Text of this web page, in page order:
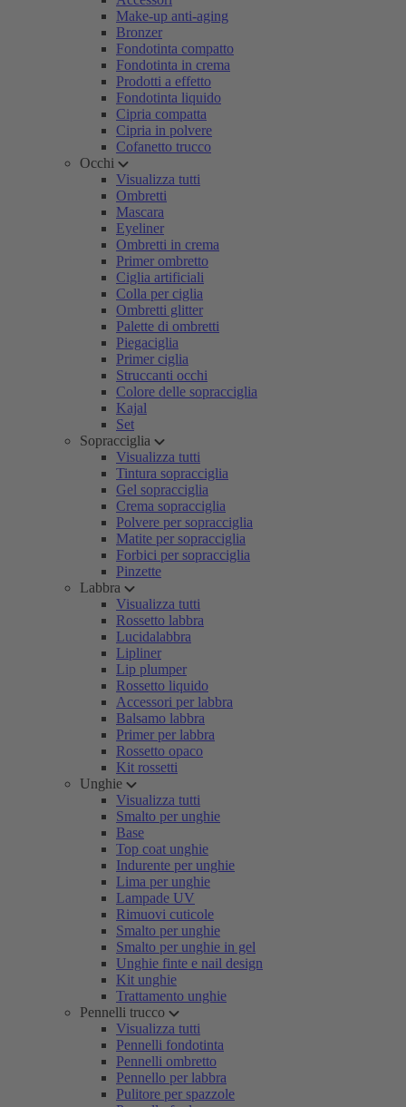
Make-up anti-aging
Bronzer
Fondotinta compatto
Fondotinta in crema
Prodotti a effetto
Fondotinta liquido
Cipria compatta
Cipria in polvere
Cofanetto trucco
Occhi
Visualizza tutti
Ombretti
Mascara
Eyeliner
Ombretti in crema
Primer ombretto
Ciglia artificiali
Colla per ciglia
Ombretti glitter
Palette di ombretti
Piegaciglia
Primer ciglia
Struccanti occhi
Colore delle sopracciglia
Kajal
Set
Sopracciglia
Visualizza tutti
Tintura sopracciglia
Gel sopracciglia
Crema sopracciglia
Polvere per sopracciglia
Matite per sopracciglia
Forbici per sopracciglia
Pinzette
Labbra
Visualizza tutti
Rossetto labbra
Lucidalabbra
Lipliner
Lip plumper
Rossetto liquido
Accessori per labbra
Balsamo labbra
Primer per labbra
Rossetto opaco
Kit rossetti
Unghie
Visualizza tutti
Smalto per unghie
Base
Top coat unghie
Indurente per unghie
Lima per unghie
Lampade UV
Rimuovi cuticole
Smalto per unghie
Smalto per unghie in gel
Unghie finte e nail design
Kit unghie
Trattamento unghie
Pennelli trucco
Visualizza tutti
Pennelli fondotinta
Pennelli ombretto
Pennello per labbra
Pulitore per spazzole